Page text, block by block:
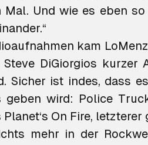
Mal. Und wie es eben
kam
DiGiorgios
Sicher ist indes, dass
geben wird: Police
Planet‘s On Fire, letzterer
mehr in der